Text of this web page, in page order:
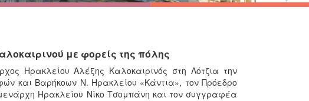
με φορείς της πόλης
Ηρακλείου Αλέξης Καλοκαιρινός στη Λότζια την
και Βαρήκοων Ν. Ηρακλείου «Κάντια», τον Πρόεδρο
Ηρακλείου Νίκο Τσομπάνη και τον συγγραφέα